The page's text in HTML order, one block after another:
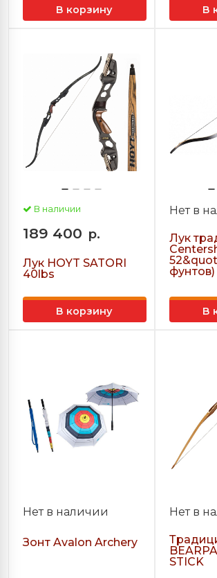
В корзину В
В наличии
189 400 р.
Лук HOYT SATORI
40lbs
В корзину
Нет в
Лук
фунтов)
В
Нет в наличии
Зонт Avalon Archery
Нет в
STICK